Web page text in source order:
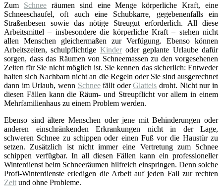
Zum Schneeräumen sind eine Menge körperliche Kraft, eine
Schneeschaufel, oft auch eine Schubkarre, gegebenenfalls ein
Straßenbesen sowie das nötige Streugut erforderlich. All diese
Arbeitsmittel – insbesondere die körperliche Kraft – stehen nicht
allen Menschen gleichermaßen zur Verfügung. Ebenso können
Arbeitszeiten, schulpflichtige Kinderoder geplante Urlaube dafür
sorgen, dass das Räumen von Schneemassen zu den vorgesehenen
Zeiten für Sie nicht möglich ist. Sie kennen das sicherlich: Entweder
halten sich Nachbarn nicht an die Regeln oder Sie sind ausgerechnet
dann im Urlaub, wenn Schneefällt oderGlatteis droht. Nicht nur in
diesen Fällen kann die Räum- und Streupflicht vor allem in einem
Mehrfamilienhaus zu einem Problem werden.
Ebenso sind ältere Menschen oder jene mit Behinderungen oder
anderen einschränkenden Erkrankungen nicht in der Lage,
schweren Schnee zu schippen oder einen Fuß vor die Haustür zu
setzen. Zusätzlich ist nicht immer eine Vertretung zum Schnee
schippen verfügbar. In all diesen Fällen kann ein professioneller
Winterdienst beim Schneeräumen hilfreich einspringen. Denn solche
Profi-Winterdienste erledigen die Arbeit auf jeden Fall zur rechten
Zeit und ohne Probleme.